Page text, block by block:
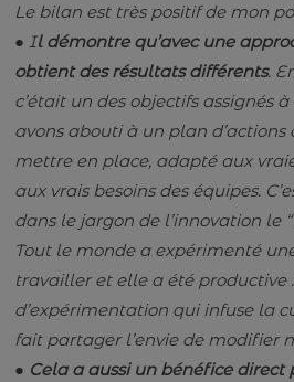
Le bilan est très positif de mon
● Il démontre qu’avec une
obtient des résultats différents.
c’était un des objectifs assignés
avons abouti à un plan d’actions
mettre en place, adapté aux
aux vrais besoins des équipes.
dans le jargon de l’innovation le
Tout le monde a expérimenté
travailler et elle a été productive :
d’expérimentation qui infuse la
fait partager l’envie de modifier
● Cela a aussi un bénéfice direct